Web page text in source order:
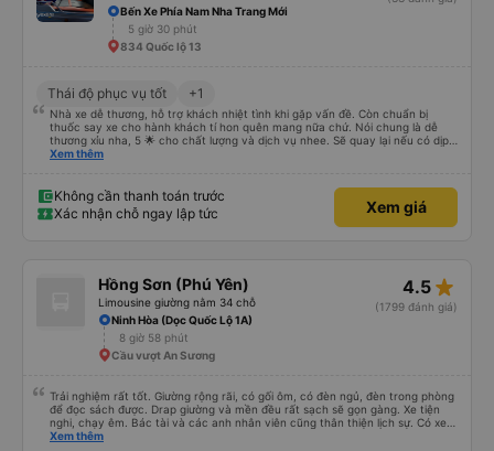
Bến Xe Phía Nam Nha Trang Mới
5 giờ 30 phút
834 Quốc lộ 13
Thái độ phục vụ tốt +1
Nhà xe dễ thương, hỗ trợ khách nhiệt tình khi gặp vấn đề. Còn chuẩn bị
thuốc say xe cho hành khách tí hon quên mang nữa chứ. Nói chung là dễ
thương xỉu nha, 5 🌟 cho chất lượng và dịch vụ nhee. Sẽ quay lại nếu có dịp
cần 💕
Xem thêm
Không cần thanh toán trước
Xác nhận chỗ ngay lập tức
Xem giá
Hồng Sơn (Phú Yên)
Limousine giường nằm 34 chỗ
4.5 star_rate
(1799 đánh giá)
Ninh Hòa (Dọc Quốc Lộ 1A)
8 giờ 58 phút
Cầu vượt An Sương
Trải nghiệm rất tốt. Giường rộng rãi, có gối ôm, có đèn ngủ, đèn trong phòng
để đọc sách được. Drap giường và mền đều rất sạch sẽ gọn gàng. Xe tiện
nghi, chạy êm. Bác tài và các anh nhân viên cũng thân thiện lịch sự. Có xe
trung chuyển về nội thành thành phố tuy hoà rất tiện. Giá vé hợp lý. Nói
Xem thêm